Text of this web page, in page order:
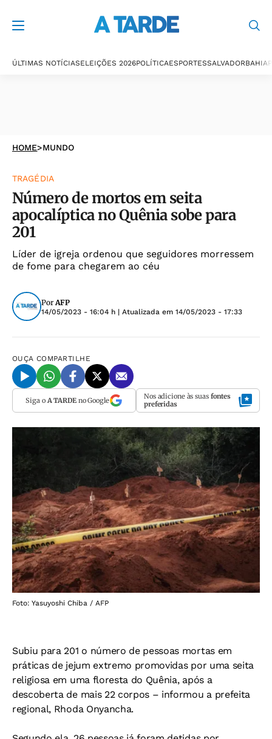
ÚLTIMAS NOTÍCIASELEIÇÕES 2026POLÍTICAESPORTESSALVADORBAHIA
HOME>MUNDO
TRAGÉDIA
Número de mortos em seita
apocalíptica no Quênia sobe para
201
Líder de igreja ordenou que seguidores morressem
de fome para chegarem ao céu
PorAFP
14/05/2023 - 16:04 h | Atualizada em 14/05/2023 - 17:33
OUÇA COMPARTILHE
Siga o A TARDEno Google Nos adicione às suas fontes
preferidas
Foto: Yasuyoshi Chiba / AFP
Subiu para 201 o número de pessoas mortas em
práticas de jejum extremo promovidas por uma seita
religiosa em uma floresta do Quênia, após a
descoberta de mais 22 corpos – informou a prefeita
regional, Rhoda Onyancha.